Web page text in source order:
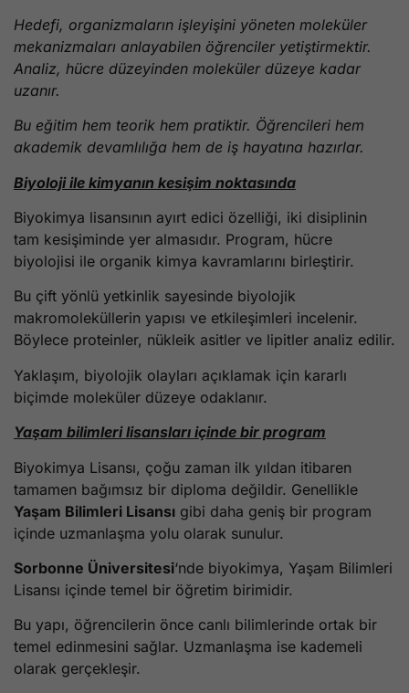
Hedefi, organizmaların işleyişini yöneten moleküler
mekanizmaları anlayabilen öğrenciler yetiştirmektir.
Analiz, hücre düzeyinden moleküler düzeye kadar
uzanır.
Bu eğitim hem teorik hem pratiktir. Öğrencileri hem
akademik devamlılığa hem de iş hayatına hazırlar.
Biyoloji ile kimyanın kesişim noktasında
Biyokimya lisansının ayırt edici özelliği, iki disiplinin
tam kesişiminde yer almasıdır. Program, hücre
biyolojisi ile organik kimya kavramlarını birleştirir.
Bu çift yönlü yetkinlik sayesinde biyolojik
makromoleküllerin yapısı ve etkileşimleri incelenir.
Böylece proteinler, nükleik asitler ve lipitler analiz edilir.
Yaklaşım, biyolojik olayları açıklamak için kararlı
biçimde moleküler düzeye odaklanır.
Yaşam bilimleri lisansları içinde bir program
Biyokimya Lisansı, çoğu zaman ilk yıldan itibaren
tamamen bağımsız bir diploma değildir. Genellikle
Yaşam Bilimleri Lisansı gibi daha geniş bir program
içinde uzmanlaşma yolu olarak sunulur.
Sorbonne Üniversitesi‘nde biyokimya, Yaşam Bilimleri
Lisansı içinde temel bir öğretim birimidir.
Bu yapı, öğrencilerin önce canlı bilimlerinde ortak bir
temel edinmesini sağlar. Uzmanlaşma ise kademeli
olarak gerçekleşir.